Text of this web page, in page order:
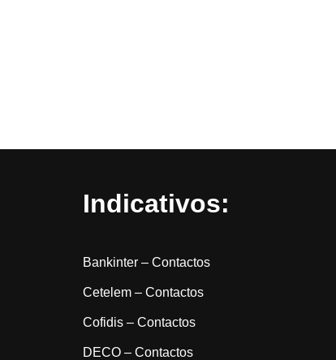
Indicativos:
Bankinter – Contactos
Cetelem – Contactos
Cofidis – Contactos
DECO – Contactos